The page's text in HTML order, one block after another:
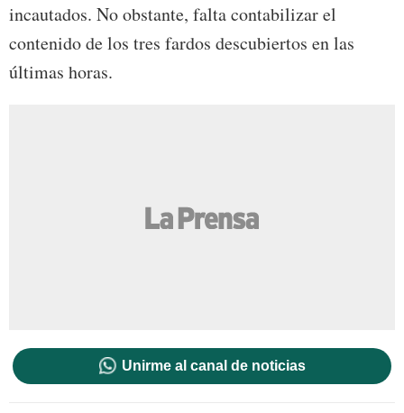
incautados. No obstante, falta contabilizar el
contenido de los tres fardos descubiertos en las
últimas horas.
Unirme al canal de noticias